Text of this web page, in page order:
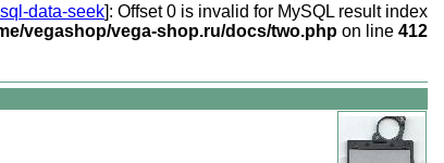
data-seek]: Offset 0 is invalid for MySQL result index
vegashop/vega-shop.ru/docs/two.php on line 412